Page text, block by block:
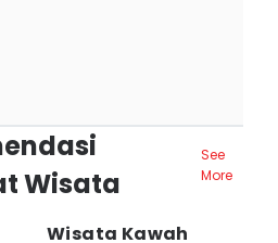
Wisata
See
More
Wisata Kawah